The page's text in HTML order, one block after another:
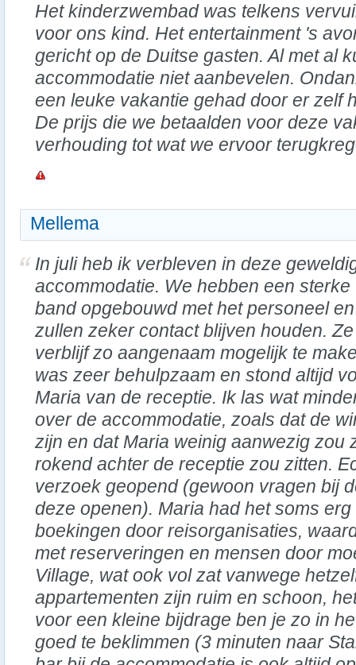
Het kinderzwembad was telkens
voor ons kind. Het entertainment 's
gericht op de Duitse gasten. Al met al
accommodatie niet aanbevelen.
een leuke vakantie gehad door er zelf
De prijs die we betaalden voor deze
verhouding tot wat we ervoor
Mellema
In juli heb ik verbleven in deze
accommodatie. We hebben een sterke
band opgebouwd met het personeel
zullen zeker contact blijven houden.
verblijf zo aangenaam mogelijk te
was zeer behulpzaam en stond altijd
Maria van de receptie. Ik las wat
over de accommodatie, zoals dat de
zijn en dat Maria weinig aanwezig zou
rokend achter de receptie zou zitten.
verzoek geopend (gewoon vragen bij
deze openen). Maria had het soms
boekingen door reisorganisaties,
met reserveringen en mensen door
Village, wat ook vol zat vanwege
appartementen zijn ruim en schoon,
voor een kleine bijdrage ben je zo in
goed te beklimmen (3 minuten naar